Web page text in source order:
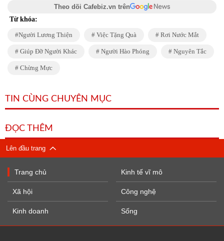
Theo dõi Cafebiz.vn trên
Từ khóa:
Người Lương Thiện Việc Tặng Quà Rơi Nước Mắt
Giúp Đỡ Người Khác Người Hào Phóng Nguyên Tắc
Chừng Mực
TIN CÙNG CHUYÊN MỤC
ĐỌC THÊM
Lên đầu trang
Trang chủ
Xã hội
Kinh doanh
Kinh tế vĩ mô
Công nghệ
Sống